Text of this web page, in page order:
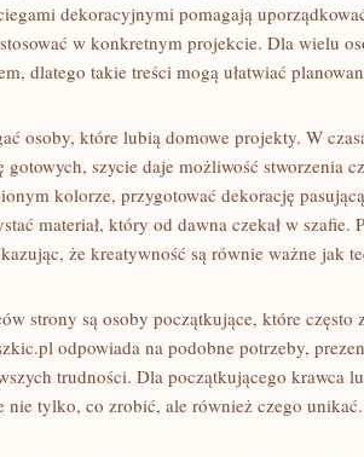
dekoracyjnymi pomagają
w konkretnym projekcie. Dla wielu
dlatego takie treści mogą ułatwiać
osoby, które lubią domowe projekty. W
szycie daje możliwość stworzenia
kolorze, przygotować dekorację
materiał, który od dawna czekał w szafie.
że kreatywność są równie ważne jak
strony są osoby początkujące, które często
odpowiada na podobne potrzeby,
trudności. Dla początkującego krawca
nie tylko, co zrobić, ale również czego unikać.